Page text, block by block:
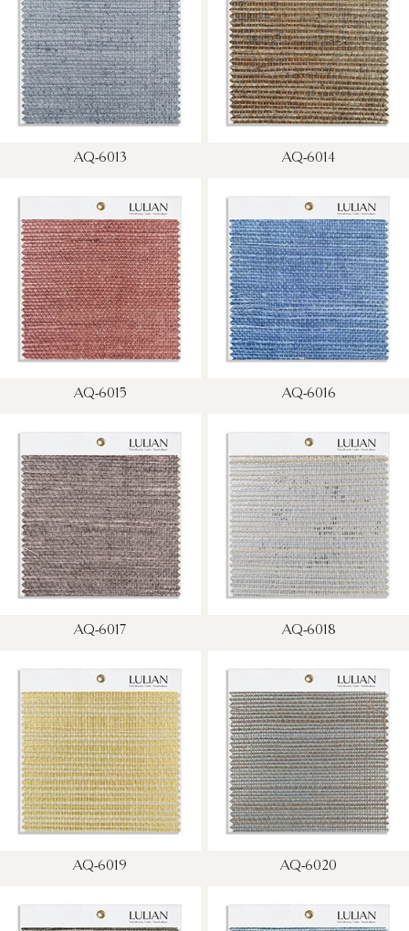
AQ-6013 AQ-6014
AQ-6015 AQ-6016
AQ-6017 AQ-6018
AQ-6019 AQ-6020